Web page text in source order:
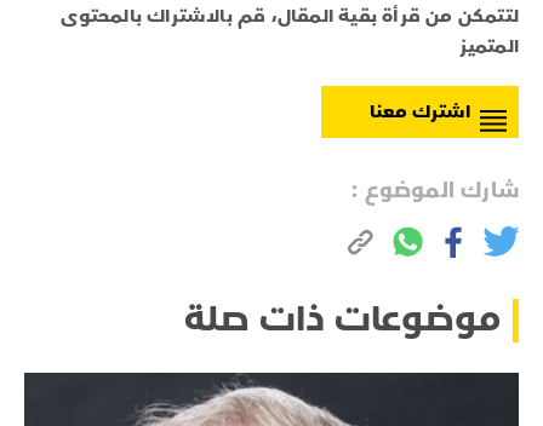
لتتمكن من قرأة بقية المقال، قم بالاشتراك بالمحتوى
المتميز
اشترك معنا
شارك الموضوع :
موضوعات ذات صلة